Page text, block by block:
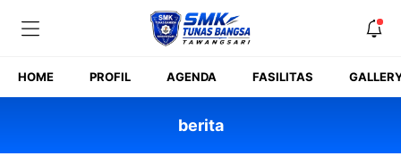
HOME PROFIL AGENDA FASILITAS
berita